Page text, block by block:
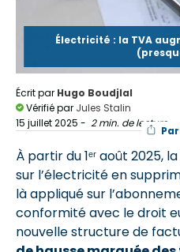
Électricité : la TVA
Écrit par Hugo Boudjlal
Vérifié par Jules Stalin
15 juillet 2025 - 2 min. de lecture
À partir du 1ᵉʳ août 2025,
sur l’électricité en
là appliqué sur
conformité avec le droit
nouvelle structure de